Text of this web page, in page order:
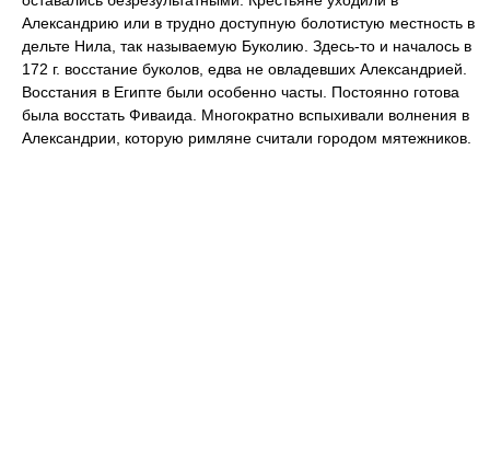
Александрию или в трудно доступную болотистую местность в
дельте Нила, так называемую Буколию. Здесь-то и началось в
172 г. восстание буколов, едва не овладевших Александрией.
Восстания в Египте были особенно часты. Постоянно готова
была восстать Фиваида. Многократно вспыхивали волнения в
Александрии, которую римляне считали городом мятежников.